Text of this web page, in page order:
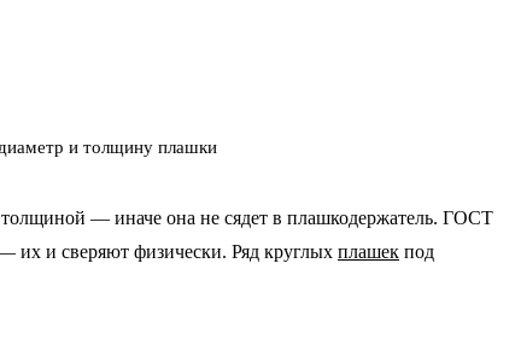
и толщину плашки
— иначе она не сядет в плашкодержатель. ГОСТ
их и сверяют физически. Ряд круглых плашек под